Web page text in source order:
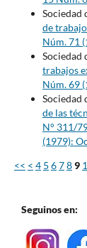
Sociedad
de
Núm. 71
Sociedad
trabajos
Núm. 69
Sociedad
de las
N° 311/
(1979):
<< < 4 5 6789
Seguinos en: